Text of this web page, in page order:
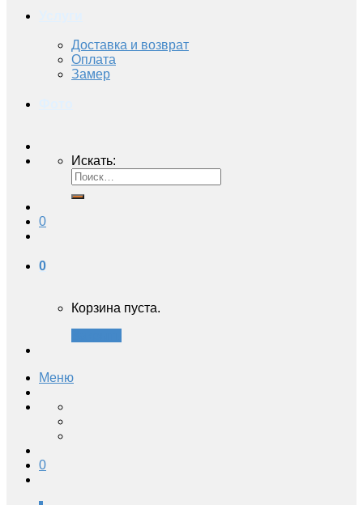
Доставка и возврат
Оплата
Замер
Искать:
0
0
Корзина пуста.
Меню
0